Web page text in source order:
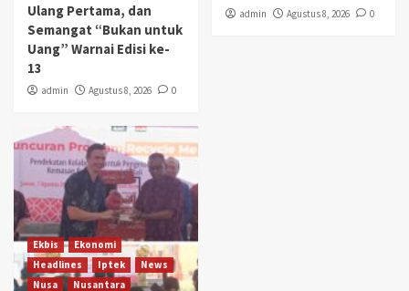
Ulang Pertama, dan
Semangat “Bukan untuk
Uang” Warnai Edisi ke-
13
admin Agustus 8, 2026 0
admin Agustus 8, 2026 0
Ekbis
Ekonomi
Headlines
Iptek
News
Nusa
Nusantara